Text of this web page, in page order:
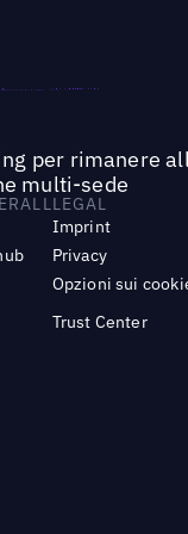
per rimanere
multi-sede
LEGAL
Imprint
Privacy
Opzioni sui
Trust Center